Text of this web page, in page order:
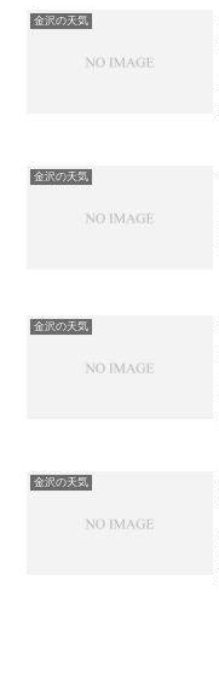
金沢の天気
金沢の天気
金沢の天気
金沢の天気